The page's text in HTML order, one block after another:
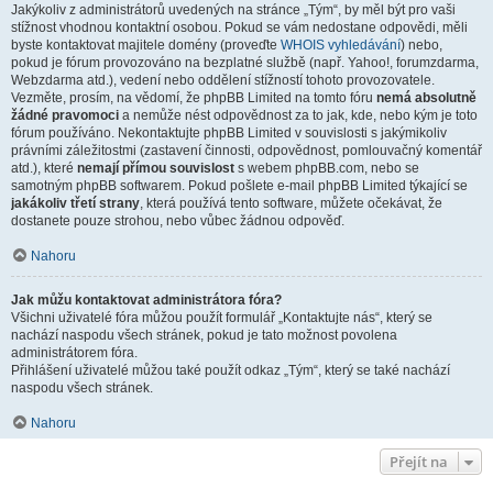
Jakýkoliv z administrátorů uvedených na stránce „Tým“, by měl být pro vaši
stížnost vhodnou kontaktní osobou. Pokud se vám nedostane odpovědi, měli
byste kontaktovat majitele domény (proveďte WHOIS vyhledávání) nebo,
pokud je fórum provozováno na bezplatné službě (např. Yahoo!, forumzdarma,
Webzdarma atd.), vedení nebo oddělení stížností tohoto provozovatele.
Vezměte, prosím, na vědomí, že phpBB Limited na tomto fóru nemá absolutně
žádné pravomoci a nemůže nést odpovědnost za to jak, kde, nebo kým je toto
fórum používáno. Nekontaktujte phpBB Limited v souvislosti s jakýmikoliv
právními záležitostmi (zastavení činnosti, odpovědnost, pomlouvačný komentář
atd.), které nemají přímou souvislost s webem phpBB.com, nebo se
samotným phpBB softwarem. Pokud pošlete e-mail phpBB Limited týkající se
jakákoliv třetí strany, která používá tento software, můžete očekávat, že
dostanete pouze strohou, nebo vůbec žádnou odpověď.
Nahoru
Jak můžu kontaktovat administrátora fóra?
Všichni uživatelé fóra můžou použít formulář „Kontaktujte nás“, který se
nachází naspodu všech stránek, pokud je tato možnost povolena
administrátorem fóra.
Přihlášení uživatelé můžou také použít odkaz „Tým“, který se také nachází
naspodu všech stránek.
Nahoru
Přejít na